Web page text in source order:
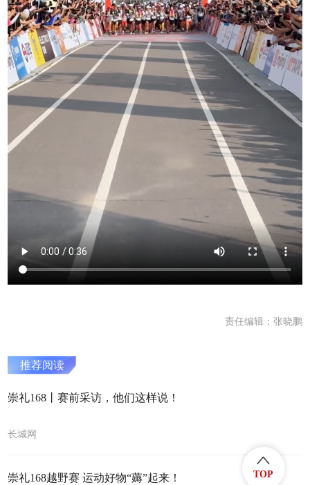
责任编辑：张晓鹏
推荐阅读
崇礼168丨赛前采访，他们这样说！
长城网
崇礼168越野赛 运动好物“薅”起来！ TOP